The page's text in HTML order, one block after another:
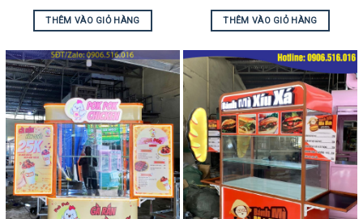
THÊM VÀO GIỎ HÀNG THÊM VÀO GIỎ HÀNG